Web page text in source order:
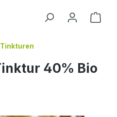
40% Bio